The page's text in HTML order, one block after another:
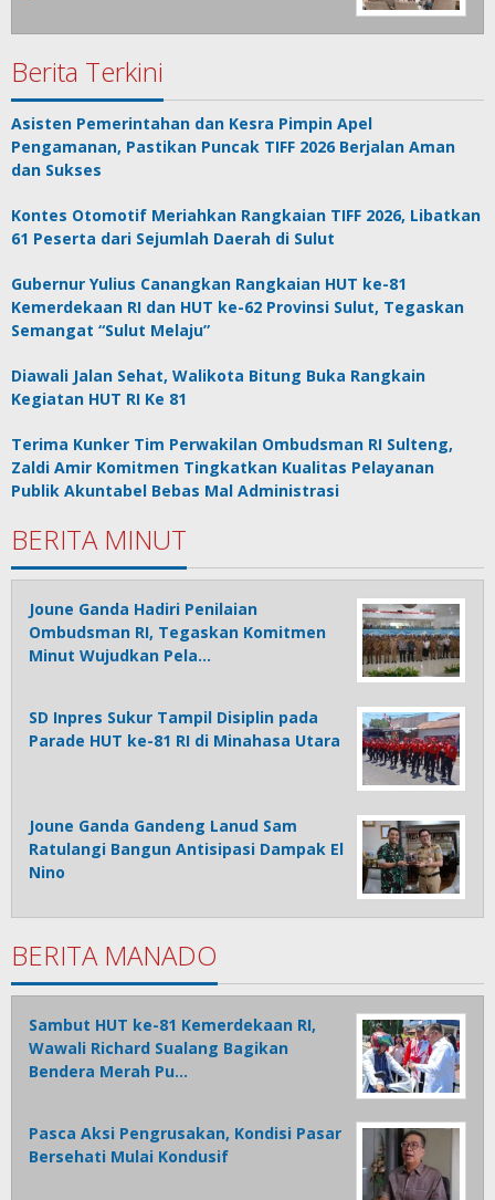
Berita Terkini
Asisten Pemerintahan dan Kesra Pimpin Apel
Pengamanan, Pastikan Puncak TIFF 2026 Berjalan Aman
dan Sukses
Kontes Otomotif Meriahkan Rangkaian TIFF 2026, Libatkan
61 Peserta dari Sejumlah Daerah di Sulut
Gubernur Yulius Canangkan Rangkaian HUT ke-81
Kemerdekaan RI dan HUT ke-62 Provinsi Sulut, Tegaskan
Semangat “Sulut Melaju”
Diawali Jalan Sehat, Walikota Bitung Buka Rangkain
Kegiatan HUT RI Ke 81
Terima Kunker Tim Perwakilan Ombudsman RI Sulteng,
Zaldi Amir Komitmen Tingkatkan Kualitas Pelayanan
Publik Akuntabel Bebas Mal Administrasi
BERITA MINUT
Joune Ganda Hadiri Penilaian
Ombudsman RI, Tegaskan Komitmen
Minut Wujudkan Pela…
SD Inpres Sukur Tampil Disiplin pada
Parade HUT ke-81 RI di Minahasa Utara
Joune Ganda Gandeng Lanud Sam
Ratulangi Bangun Antisipasi Dampak El
Nino
BERITA MANADO
Sambut HUT ke-81 Kemerdekaan RI,
Wawali Richard Sualang Bagikan
Bendera Merah Pu…
Pasca Aksi Pengrusakan, Kondisi Pasar
Bersehati Mulai Kondusif